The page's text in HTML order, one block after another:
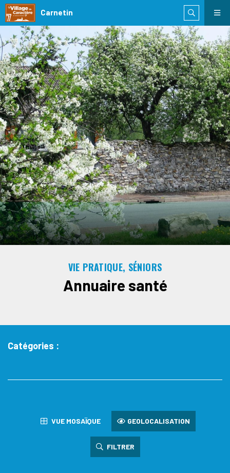
Carnetin
VIE PRATIQUE, SÉNIORS
Annuaire santé
Catégories :
VUE MOSAÏQUE GEOLOCALISATION
FILTRER